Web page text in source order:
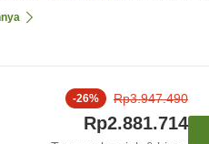
-26% Rp3.947.490
Rp2.881.714